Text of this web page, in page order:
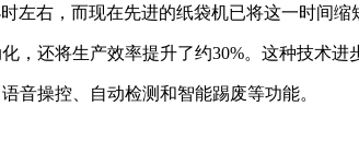
左右，而现在先进的纸袋机已将这一时间缩
还将生产效率提升了约30%。这种技术进
音操控、自动检测和智能踢废等功能。